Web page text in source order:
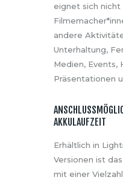
eignet sich nicht
andere
Unterhaltung,
Medien, Events,
Präsentationen
AKKULAUFZEIT
Erhältlich in
Versionen ist
mit einer